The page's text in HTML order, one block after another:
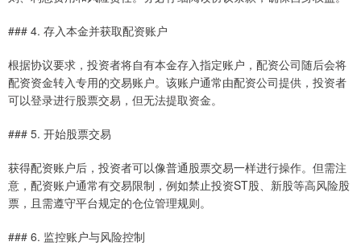
### 4. 存入本金并获取配资账户
根据协议要求，投资者将自有本金存入指定账户，配资公司随后会将
配资资金转入专用的交易账户。该账户通常由配资公司提供，投资者
可以登录进行股票交易，但无法提取资金。
### 5. 开始股票交易
获得配资账户后，投资者可以像普通股票交易一样进行操作。但需注
意，配资账户通常有交易限制，例如禁止投资ST股、新股等高风险股
票，且需遵守平台规定的仓位管理规则。
### 6. 监控账户与风险控制